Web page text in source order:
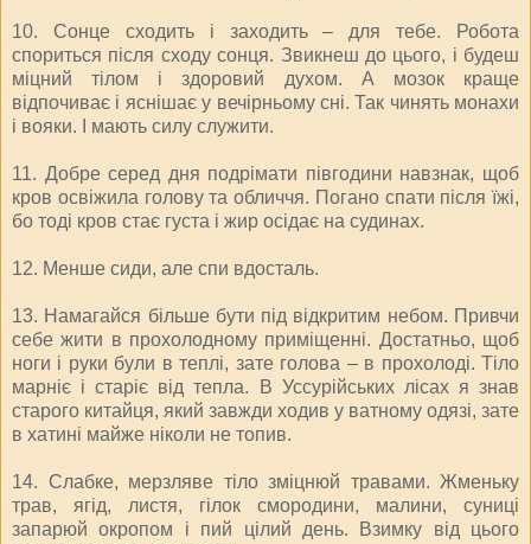
10. Сонце сходить і заходить – для тебе. Робота
спориться після сходу сонця. Звикнеш до цього, і будеш
міцний тілом і здоровий духом. А мозок краще
відпочиває і яснішає у вечірньому сні. Так чинять монахи
і вояки. І мають силу служити.
11. Добре серед дня подрімати півгодини навзнак, щоб
кров освіжила голову та обличчя. Погано спати після їжі,
бо тоді кров стає густа і жир осідає на судинах.
12. Менше сиди, але спи вдосталь.
13. Намагайся більше бути під відкритим небом. Привчи
себе жити в прохолодному приміщенні. Достатньо, щоб
ноги і руки були в теплі, зате голова – в прохолоді. Тіло
марніє і старіє від тепла. В Уссурійських лісах я знав
старого китайця, який завжди ходив у ватному одязі, зате
в хатині майже ніколи не топив.
14. Слабке, мерзляве тіло зміцнюй травами. Жменьку
трав, ягід, листя, гілок смородини, малини, суниці
запарюй окропом і пий цілий день. Взимку від цього